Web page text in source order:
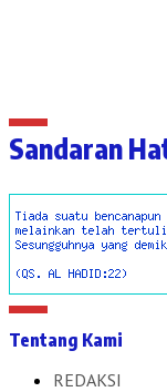
Sandaran
Tentang Kami
REDAKSI